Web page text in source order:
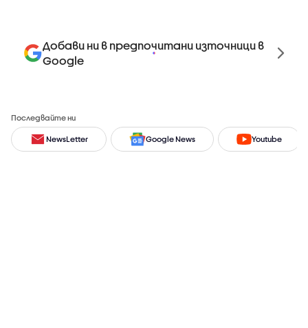
Добави ни в предпочитани източници в
Google
Последвайте ни
NewsLetter Google News Youtube